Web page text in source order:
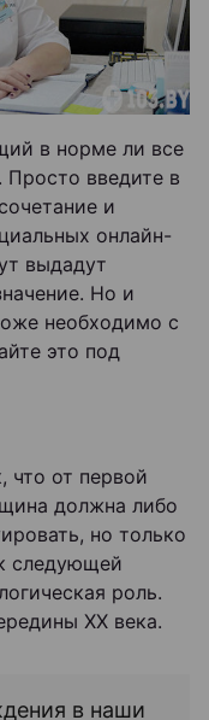
в норме ли все
Просто введите в
и
онлайн-
выдадут
Но и
необходимо с
это под
что от первой
должна либо
но только
следующей
роль.
XX века.
в наши